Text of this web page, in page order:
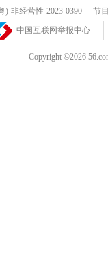
)-非经营性-2023-0390
节
中国互联网举报中心
Copyright ©2026